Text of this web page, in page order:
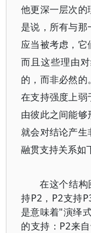
他更深一层次
是说，所有与
应当被考虑，它
而且这些理由
的，而非必然
在支持强度上弱
由彼此之间能
就会对结论产生
融贯支持关系如
在这个结构
持P2，P2支持
是意味着"演绎
的支持：P2来